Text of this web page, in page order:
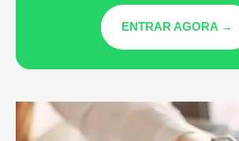
ENTRAR AGORA →